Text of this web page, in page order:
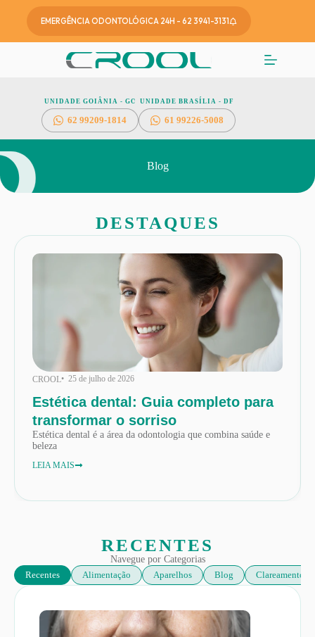
EMERGÊNCIA ODONTOLÓGICA 24H - 62 3941-3131
UNIDADE GOIÂNIA - GO
6299209-1814
UNIDADE BRASÍLIA - DF
61 99226-5008
Blog
DESTAQUES
CROOL• 25 de julho de 2026
Estética dental: Guia completo para
transformar o sorriso
Estética dental é a área da odontologia que combina saúde e
beleza
LEIA MAIS
RECENTES
Navegue por Categorias
Alimentação
Aparelhos Blog Clareamento
Recentes